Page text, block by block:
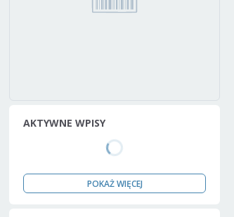
AKTYWNE WPISY
POKAŻ WIĘCEJ